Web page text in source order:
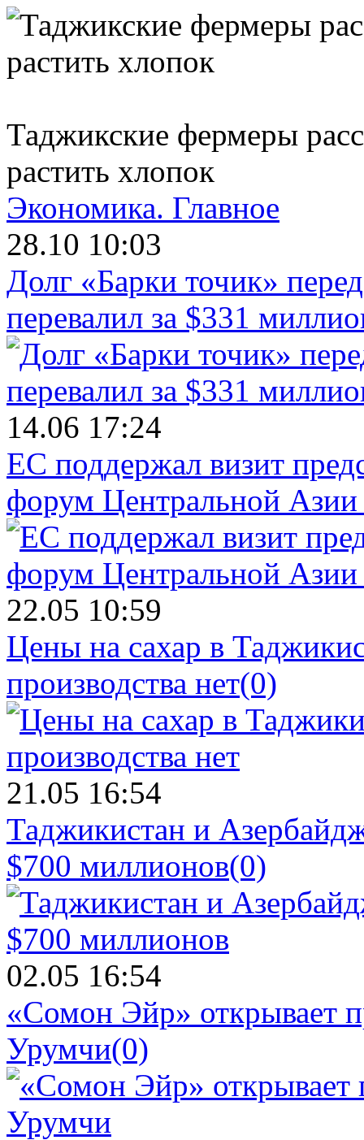
Таджикские фермеры
растить хлопок
Экономика. Главное
28.10 10:03
Долг «Барки точик»
перевалил за $331
14.06 17:24
ЕС поддержал визит
форум Центральной Азии
22.05 10:59
Цены на сахар в
производства нет(0)
21.05 16:54
Таджикистан и
$700 миллионов(0)
02.05 16:54
«Сомон Эйр» открывает
Урумчи(0)